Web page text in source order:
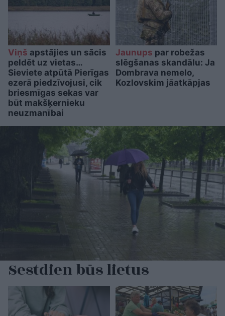
Viņš apstājies un sācis
peldēt uz vietas…
Sieviete atpūtā Pierīgas
ezerā piedzīvojusi, cik
briesmīgas sekas var
būt makšķernieku
neuzmanībai
Jaunups par robežas
slēgšanas skandālu: Ja
Dombrava nemelo,
Kozlovskim jāatkāpjas
Sestdien būs lietus